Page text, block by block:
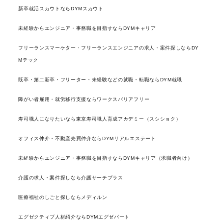
新卒就活スカウトならDYMスカウト
未経験からエンジニア・事務職を目指すならDYMキャリア
フリーランスマーケター・フリーランスエンジニアの求人・案件探しならDY
Mテック
既卒・第二新卒・フリーター・未経験などの就職・転職ならDYM就職
障がい者雇用・就労移行支援ならワークスバリアフリー
寿司職人になりたいなら東京寿司職人育成アカデミー（スシショク）
オフィス仲介・不動産売買仲介ならDYMリアルエステート
未経験からエンジニア・事務職を目指すならDYMキャリア（求職者向け）
介護の求人・案件探しなら介護サーチプラス
医療福祉のしごと探しならメディルン
エグゼクティブ人材紹介ならDYMエグゼパート